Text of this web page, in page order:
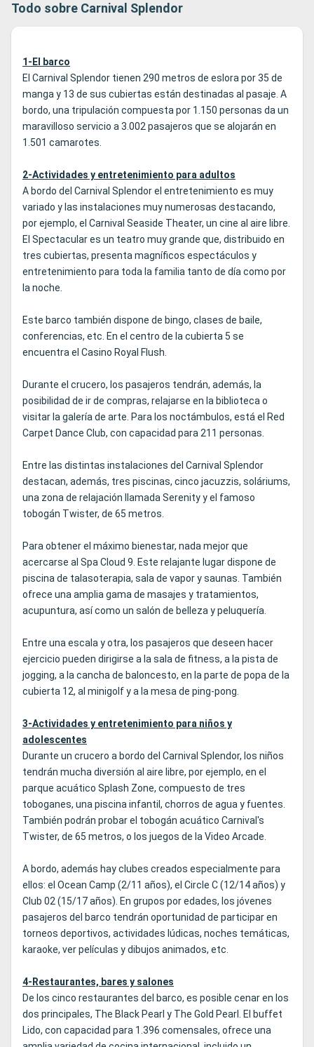
Todo sobre Carnival Splendor
1-El barco
El Carnival Splendor tienen 290 metros de eslora por 35 de
manga y 13 de sus cubiertas están destinadas al pasaje. A
bordo, una tripulación compuesta por 1.150 personas da un
maravilloso servicio a 3.002 pasajeros que se alojarán en
1.501 camarotes.
2-Actividades y entretenimiento para adultos
A bordo del Carnival Splendor el entretenimiento es muy
variado y las instalaciones muy numerosas destacando,
por ejemplo, el Carnival Seaside Theater, un cine al aire libre.
El Spectacular es un teatro muy grande que, distribuido en
tres cubiertas, presenta magníficos espectáculos y
entretenimiento para toda la familia tanto de día como por
la noche.
Este barco también dispone de bingo, clases de baile,
conferencias, etc. En el centro de la cubierta 5 se
encuentra el Casino Royal Flush.
Durante el crucero, los pasajeros tendrán, además, la
posibilidad de ir de compras, relajarse en la biblioteca o
visitar la galería de arte. Para los noctámbulos, está el Red
Carpet Dance Club, con capacidad para 211 personas.
Entre las distintas instalaciones del Carnival Splendor
destacan, además, tres piscinas, cinco jacuzzis, soláriums,
una zona de relajación llamada Serenity y el famoso
tobogán Twister, de 65 metros.
Para obtener el máximo bienestar, nada mejor que
acercarse al Spa Cloud 9. Este relajante lugar dispone de
piscina de talasoterapia, sala de vapor y saunas. También
ofrece una amplia gama de masajes y tratamientos,
acupuntura, así como un salón de belleza y peluquería.
Entre una escala y otra, los pasajeros que deseen hacer
ejercicio pueden dirigirse a la sala de fitness, a la pista de
jogging, a la cancha de baloncesto, en la parte de popa de la
cubierta 12, al minigolf y a la mesa de ping-pong.
3-Actividades y entretenimiento para niños y
adolescentes
Durante un crucero a bordo del Carnival Splendor, los niños
tendrán mucha diversión al aire libre, por ejemplo, en el
parque acuático Splash Zone, compuesto de tres
toboganes, una piscina infantil, chorros de agua y fuentes.
También podrán probar el tobogán acuático Carnival's
Twister, de 65 metros, o los juegos de la Video Arcade.
A bordo, además hay clubes creados especialmente para
ellos: el Ocean Camp (2/11 años), el Circle C (12/14 años) y
Club 02 (15/17 años). En grupos por edades, los jóvenes
pasajeros del barco tendrán oportunidad de participar en
torneos deportivos, actividades lúdicas, noches temáticas,
karaoke, ver películas y dibujos animados, etc.
4-Restaurantes, bares y salones
De los cinco restaurantes del barco, es posible cenar en los
dos principales, The Black Pearl y The Gold Pearl. El buffet
Lido, con capacidad para 1.396 comensales, ofrece una